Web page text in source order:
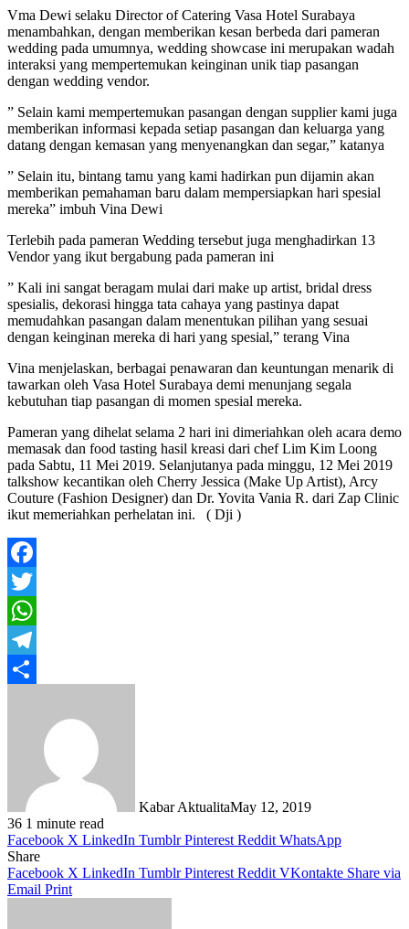
Vma Dewi selaku Director of Catering Vasa Hotel Surabaya
menambahkan, dengan memberikan kesan berbeda dari pameran
wedding pada umumnya, wedding showcase ini merupakan wadah
interaksi yang mempertemukan keinginan unik tiap pasangan
dengan wedding vendor.
” Selain kami mempertemukan pasangan dengan supplier kami juga
memberikan informasi kepada setiap pasangan dan keluarga yang
datang dengan kemasan yang menyenangkan dan segar,” katanya
” Selain itu, bintang tamu yang kami hadirkan pun dijamin akan
memberikan pemahaman baru dalam mempersiapkan hari spesial
mereka” imbuh Vina Dewi
Terlebih pada pameran Wedding tersebut juga menghadirkan 13
Vendor yang ikut bergabung pada pameran ini
” Kali ini sangat beragam mulai dari make up artist, bridal dress
spesialis, dekorasi hingga tata cahaya yang pastinya dapat
memudahkan pasangan dalam menentukan pilihan yang sesuai
dengan keinginan mereka di hari yang spesial,” terang Vina
Vina menjelaskan, berbagai penawaran dan keuntungan menarik di
tawarkan oleh Vasa Hotel Surabaya demi menunjang segala
kebutuhan tiap pasangan di momen spesial mereka.
Pameran yang dihelat selama 2 hari ini dimeriahkan oleh acara demo
memasak dan food tasting hasil kreasi dari chef Lim Kim Loong
pada Sabtu, 11 Mei 2019. Selanjutanya pada minggu, 12 Mei 2019
talkshow kecantikan oleh Cherry Jessica (Make Up Artist), Arcy
Couture (Fashion Designer) dan Dr. Yovita Vania R. dari Zap Clinic
ikut memeriahkan perhelatan ini. ( Dji )
Facebook
Twitter
WhatsApp
Telegram
Kabar AktualitaMay 12, 2019
36 1 minute read
Facebook X LinkedIn Tumblr Pinterest Reddit WhatsApp
Share
Facebook X LinkedIn Tumblr Pinterest Reddit VKontakte Share via
Email Print